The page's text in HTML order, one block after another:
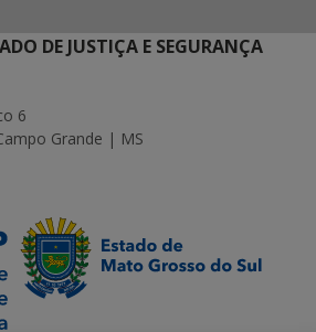
DE JUSTIÇA E SEGURANÇA
6
Grande | MS